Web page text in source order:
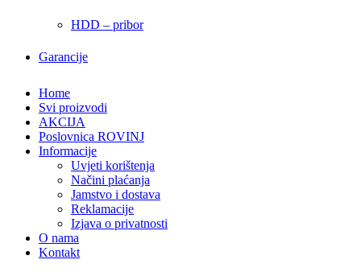
HDD – pribor
Garancije
Home
Svi proizvodi
AKCIJA
Poslovnica ROVINJ
Informacije
Uvjeti korištenja
Načini plaćanja
Jamstvo i dostava
Reklamacije
Izjava o privatnosti
O nama
Kontakt